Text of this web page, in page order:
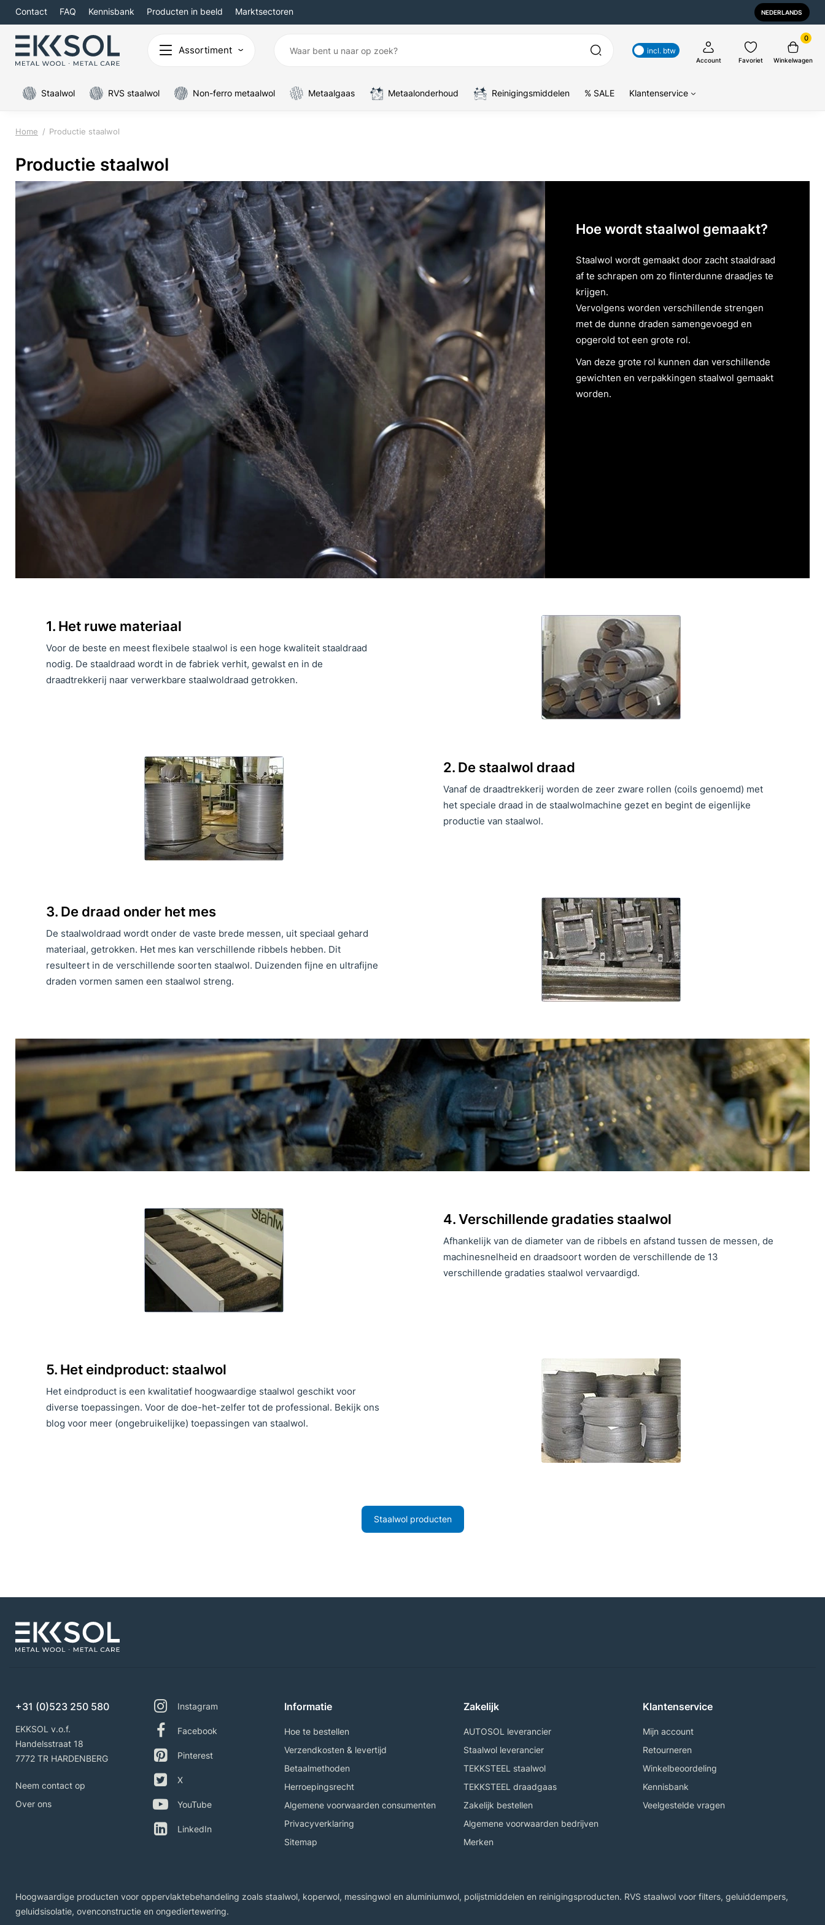
Contact FAQ Kennisbank Producten in beeld Marktsectoren NEDERLANDS
Assortiment incl. btw
Account Favoriet
0
Winkelwagen
Staalwol RVS staalwol Non-ferro metaalwol Metaalgaas Metaalonderhoud Reinigingsmiddelen % SALE Klantenservice
Home Productie staalwol
Productie staalwol
Hoe wordt staalwol gemaakt?
Staalwol wordt gemaakt door zacht staaldraad
af te schrapen om zo flinterdunne draadjes te
krijgen.
Vervolgens worden verschillende strengen
met de dunne draden samengevoegd en
opgerold tot een grote rol.
Van deze grote rol kunnen dan verschillende
gewichten en verpakkingen staalwol gemaakt
worden.
1. Het ruwe materiaal
Voor de beste en meest flexibele staalwol is een hoge kwaliteit staaldraad
nodig. De staaldraad wordt in de fabriek verhit, gewalst en in de
draadtrekkerij naar verwerkbare staalwoldraad getrokken.
2. De staalwol draad
Vanaf de draadtrekkerij worden de zeer zware rollen (coils genoemd) met
het speciale draad in de staalwolmachine gezet en begint de eigenlijke
productie van staalwol.
3. De draad onder het mes
De staalwoldraad wordt onder de vaste brede messen, uit speciaal gehard
materiaal, getrokken. Het mes kan verschillende ribbels hebben. Dit
resulteert in de verschillende soorten staalwol. Duizenden fijne en ultrafijne
draden vormen samen een staalwol streng.
4. Verschillende gradaties staalwol
Afhankelijk van de diameter van de ribbels en afstand tussen de messen, de
machinesnelheid en draadsoort worden de verschillende de 13
verschillende gradaties staalwol vervaardigd.
5. Het eindproduct: staalwol
Het eindproduct is een kwalitatief hoogwaardige staalwol geschikt voor
diverse toepassingen. Voor de doe-het-zelfer tot de professional. Bekijk ons
blog voor meer (ongebruikelijke) toepassingen van staalwol.
Staalwol producten
+31 (0)523 250 580
EKKSOL v.o.f.
Handelsstraat 18
7772 TR HARDENBERG
Neem contact op
Over ons
Instagram
Facebook
Pinterest
X
YouTube
LinkedIn
Informatie
Hoe te bestellen
Verzendkosten & levertijd
Betaalmethoden
Herroepingsrecht
Algemene voorwaarden consumenten
Privacyverklaring
Sitemap
Zakelijk
AUTOSOL leverancier
Staalwol leverancier
TEKKSTEEL staalwol
TEKKSTEEL draadgaas
Zakelijk bestellen
Algemene voorwaarden bedrijven
Merken
Klantenservice
Mijn account
Retourneren
Winkelbeoordeling
Kennisbank
Veelgestelde vragen
Hoogwaardige producten voor oppervlaktebehandeling zoals staalwol, koperwol, messingwol en aluminiumwol, polijstmiddelen en reinigingsproducten. RVS staalwol voor filters, geluiddempers,
geluidsisolatie, ovenconstructie en ongediertewering.